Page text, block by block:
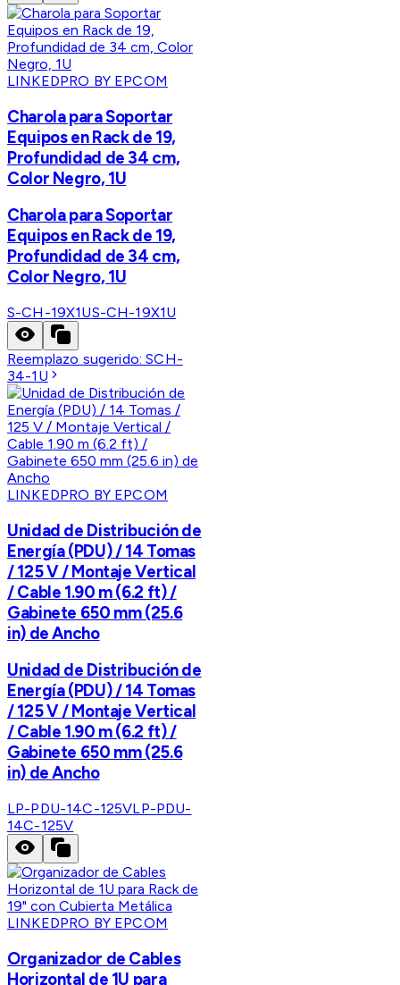
LINKEDPRO BY EPCOM
Charola para Soportar
Equipos en Rack de 19,
Profundidad de 34 cm,
Color Negro, 1U
Charola para Soportar
Equipos en Rack de 19,
Profundidad de 34 cm,
Color Negro, 1U
S-CH-19X1US-CH-19X1U
Reemplazo sugerido:SCH-
34-1U
LINKEDPRO BY EPCOM
Unidad de Distribución de
Energía (PDU) / 14 Tomas
/ 125 V / Montaje Vertical
/ Cable 1.90 m (6.2 ft) /
Gabinete 650 mm (25.6
in) de Ancho
Unidad de Distribución de
Energía (PDU) / 14 Tomas
/ 125 V / Montaje Vertical
/ Cable 1.90 m (6.2 ft) /
Gabinete 650 mm (25.6
in) de Ancho
LP-PDU-14C-125VLP-PDU-
14C-125V
LINKEDPRO BY EPCOM
Organizador de Cables
Horizontal de 1U para